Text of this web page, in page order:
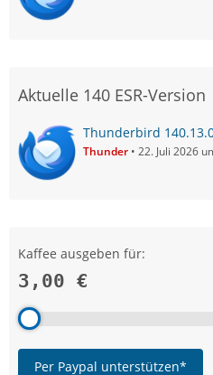
Aktuelle 140 ESR-Version
Thunderbird
Thunder 22. Juli 2026
Kaffee ausgeben für:
3,00 €
Per Paypal unterstützen*